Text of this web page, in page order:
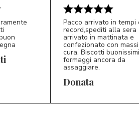
D*
Pacco arrivato in tempi
record,spediti alla sera
arrivato in mattinata e
confezionato con
cura. Biscotti buonissimi
formaggi ancora da
assaggiare.
Donata